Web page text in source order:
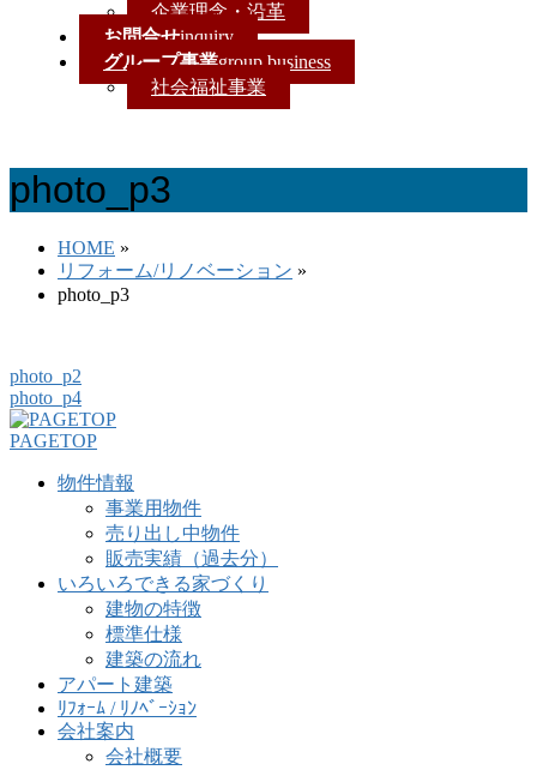
企業理念・沿革
お問合せinquiry
グループ事業group business
社会福祉事業
photo_p3
HOME »
リフォーム/リノベーション »
photo_p3
photo_p2
photo_p4
PAGETOP
物件情報
事業用物件
売り出し中物件
販売実績（過去分）
いろいろできる家づくり
建物の特徴
標準仕様
建築の流れ
アパート建築
ﾘﾌｫｰﾑ / ﾘﾉﾍﾞｰｼｮﾝ
会社案内
会社概要